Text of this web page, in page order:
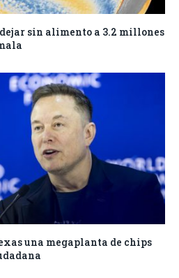
sin alimento a 3.2 millones
una megaplanta de chips